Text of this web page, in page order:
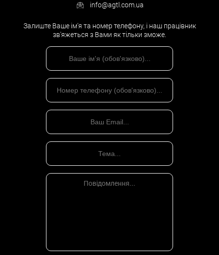
info@agtl.com.ua
Залиште Ваше ім'я та номер телефону, і наш працівник
зв'яжеться з Вами як тільки зможе.